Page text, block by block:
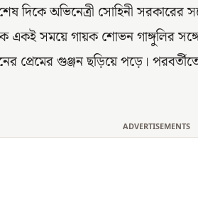
দিকে অভিনেত্রী সোহিনী সরকারের
একই সময়ে গায়ক শোভন গাঙ্গুলির সঙ্গে
প্রেমের গুঞ্জন ছড়িয়ে পড়ে।
ADVERTISEMENTS